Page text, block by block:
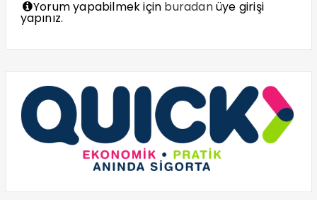
Yorum yapabilmek için buradanüye girişi
yapınız.